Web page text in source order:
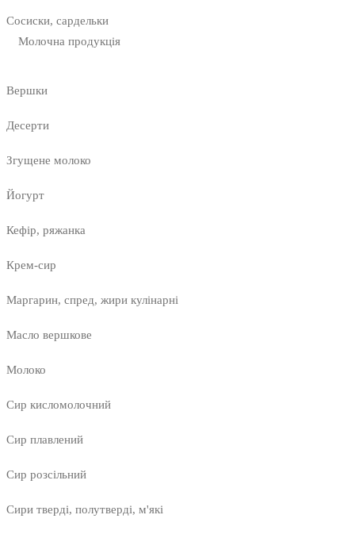
Сосиски, сардельки
Молочна продукція
Вершки
Десерти
Згущене молоко
Йогурт
Кефір, ряжанка
Крем-сир
Маргарин, спред, жири кулінарні
Масло вершкове
Молоко
Сир кисломолочний
Сир плавлений
Сир розсільний
Сири тверді, полутверді, м'які